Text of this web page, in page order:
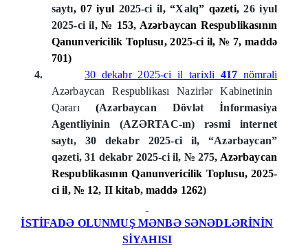
saytı, 07 iyul2025-ci il, “Xalq” qəzeti,26 iyul
2025-ci il, № 153, Azərbaycan Respublikasının
Qanunvericilik Toplusu, 2025-ci il, № 7, maddə
701)
4.
30 dekabr 2025-ci il tarixli 417 nömrəli
Azərbaycan Respublikası Nazirlər Kabinetinin
Qərarı(Azərbaycan Dövlət İnformasiya
Agentliyinin (AZƏRTAC-ın) rəsmi internet
saytı, 30 dekabr 2025-ciil, “Azərbaycan”
qəzeti, 31 dekabr 2025-ciil, № 275, Azərbaycan
Respublikasının Qanunvericilik Toplusu, 2025-
ci il, № 12, II kitab, maddə 1262)
İSTİFADƏ OLUNMUŞ MƏNBƏ SƏNƏDLƏRİNİN
SİYAHISI